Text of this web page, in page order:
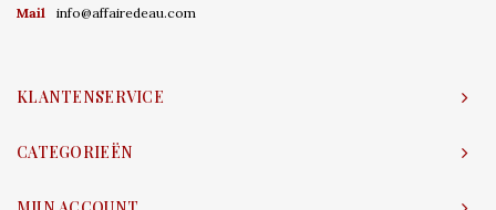
Mail
info@affairedeau.com
KLANTENSERVICE
CATEGORIEËN